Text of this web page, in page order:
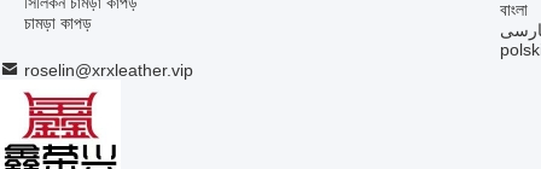
চামড়া কাপড়
বাংলা
roselin@xrxleather.vip